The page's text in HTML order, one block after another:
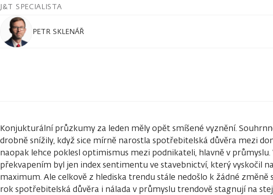
J&T SPECIALISTA
PETR SKLENÁŘ
Konjukturální průzkumy za leden měly opět smíšené vyznění.
drobně snížily, když sice mírně narostla spotřebitelská důvěra mezi
naopak lehce poklesl optimismus mezi podnikateli, hlavně v
překvapením byl jen index sentimentu ve stavebnictví, který vyskočil
maximum. Ale celkově z hlediska trendu stále nedošlo k žádné změně
rok spotřebitelská důvěra i nálada v průmyslu trendově stagnují na